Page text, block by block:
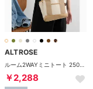
ALTROSE
￥2,288